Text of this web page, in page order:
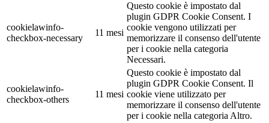
cookielawinfo-
checkbox-necessary
11 mesi
Questo cookie è impostato dal
plugin GDPR Cookie Consent. I
cookie vengono utilizzati per
memorizzare il consenso dell'utente
per i cookie nella categoria
Necessari.
cookielawinfo-
checkbox-others
11 mesi
Questo cookie è impostato dal
plugin GDPR Cookie Consent. Il
cookie viene utilizzato per
memorizzare il consenso dell'utente
per i cookie nella categoria Altro.